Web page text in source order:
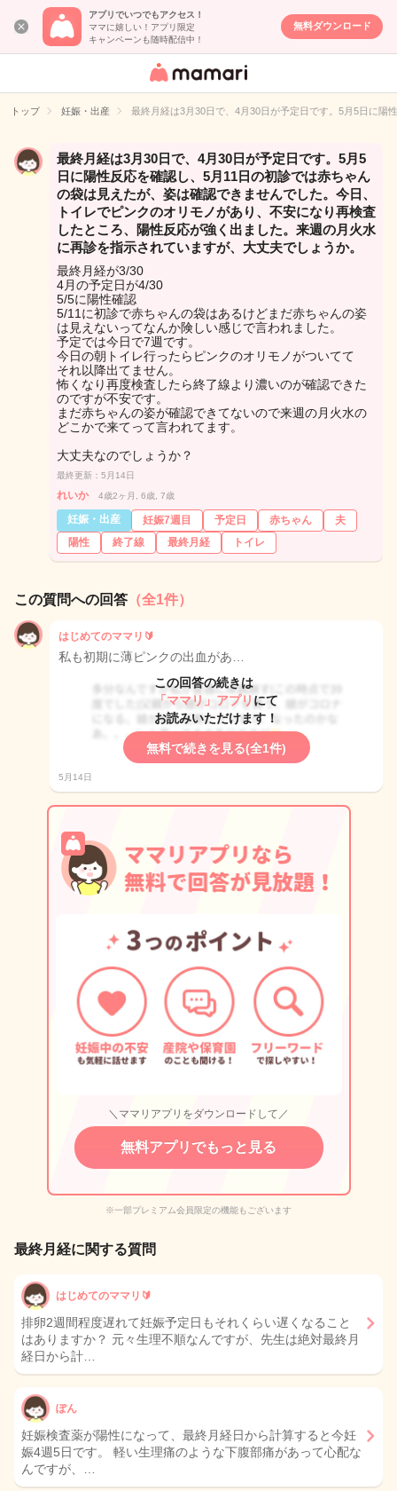
アプリでいつでもアクセス！
ママに嬉しい！アプリ限定
キャンペーンも随時配信中！
無料ダウンロード
女性専用匿名QA
イト
トップ 妊娠・出産 最終月経は3月30日で、4月30日が予定日です。5月5日に陽
最終月経は3月30日で、4月30日が予定日です。5月5
日に陽性反応を確認し、5月11日の初診では赤ちゃん
の袋は見えたが、姿は確認できませんでした。今日、
トイレでピンクのオリモノがあり、不安になり再検査
したところ、陽性反応が強く出ました。来週の月火水
に再診を指示されていますが、大丈夫でしょうか。
最終月経が3/30
4月の予定日が4/30
5/5に陽性確認
5/11に初診で赤ちゃんの袋はあるけどまだ赤ちゃんの姿
は見えないってなんか険しい感じで言われました。
予定では今日で7週です。
今日の朝トイレ行ったらピンクのオリモノがついてて
それ以降出てません。
怖くなり再度検査したら終了線より濃いのが確認できた
のですが不安です。
まだ赤ちゃんの姿が確認できてないので来週の月火水の
どこかで来てって言われてます。
大丈夫なのでしょうか？
最終更新：5月14日
れいか 4歳2ヶ月, 6歳, 7歳
妊娠・出産 妊娠7週目 予定日 赤ちゃん
夫
陽性
終了線 最終月経 トイレ
この質問への回答 （全1件）
はじめてのママリ🔰
私も初期に薄ピンクの出血があ…
この回答の続きは
「ママリ」アプリ にて
お読みいただけます！
無料で続きを見る(全1件)
5月14日
＼ママリアプリをダウンロードして／
無料アプリでもっと見る
※一部プレミアム会員限定の機能もございます
最終月経に関する質問
はじめてのママリ🔰
排卵2週間程度遅れて妊娠予定日もそれくらい遅くなること
はありますか？ 元々生理不順なんですが、先生は絶対最終月
経日から計…
ぽん
妊娠検査薬が陽性になって、最終月経日から計算すると今妊
娠4週5日です。 軽い生理痛のような下腹部痛があって心配な
んですが、…